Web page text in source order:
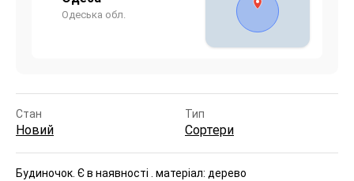
Одеська обл.
Стан
Новий
Тип
Сортери
Будиночок. Є в наявності . матеріал: дерево